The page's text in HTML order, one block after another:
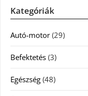
Kategóriák
Autó-motor (29)
Befektetés (3)
Egészség (48)